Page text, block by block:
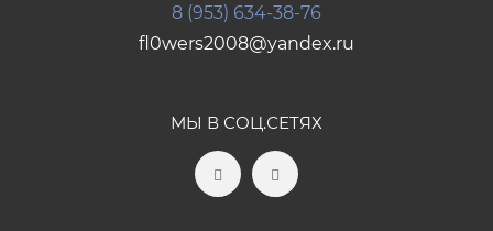
8 (953) 634-38-76
fl0wers2008@yandex.ru
МЫ В СОЦ.СЕТЯХ